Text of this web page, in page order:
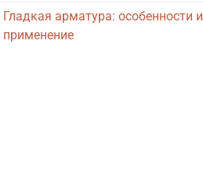
Гладкая арматура: особенности и
применение